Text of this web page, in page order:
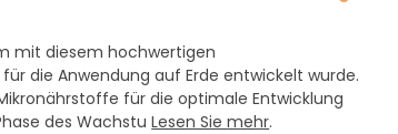
mit diesem hochwertigen
die Anwendung auf Erde entwickelt wurde.
für die optimale Entwicklung
des WachstuLesen Sie mehr.